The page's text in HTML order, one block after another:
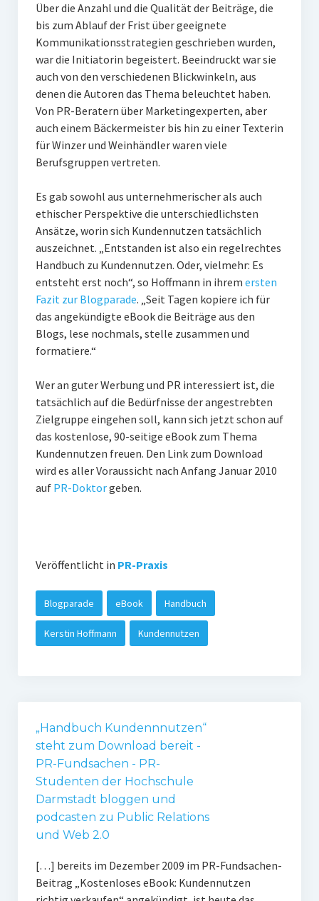
Über die Anzahl und die Qualität der Beiträge, die
bis zum Ablauf der Frist über geeignete
Kommunikationsstrategien geschrieben wurden,
war die Initiatorin begeistert. Beeindruckt war sie
auch von den verschiedenen Blickwinkeln, aus
denen die Autoren das Thema beleuchtet haben.
Von PR-Beratern über Marketingexperten, aber
auch einem Bäckermeister bis hin zu einer Texterin
für Winzer und Weinhändler waren viele
Berufsgruppen vertreten.
Es gab sowohl aus unternehmerischer als auch
ethischer Perspektive die unterschiedlichsten
Ansätze, worin sich Kundennutzen tatsächlich
auszeichnet. „Entstanden ist also ein regelrechtes
Handbuch zu Kundennutzen. Oder, vielmehr: Es
entsteht erst noch“, so Hoffmann in ihrem ersten
Fazit zur Blogparade. „Seit Tagen kopiere ich für
das angekündigte eBook die Beiträge aus den
Blogs, lese nochmals, stelle zusammen und
formatiere.“
Wer an guter Werbung und PR interessiert ist, die
tatsächlich auf die Bedürfnisse der angestrebten
Zielgruppe eingehen soll, kann sich jetzt schon auf
das kostenlose, 90-seitige eBook zum Thema
Kundennutzen freuen. Den Link zum Download
wird es aller Voraussicht nach Anfang Januar 2010
auf PR-Doktorgeben.
Veröffentlicht in PR-Praxis
Blogparade eBook Handbuch
Kerstin Hoffmann Kundennutzen
„Handbuch Kundennnutzen“
steht zum Download bereit -
PR-Fundsachen - PR-
Studenten der Hochschule
Darmstadt bloggen und
podcasten zu Public Relations
und Web 2.0
[…] bereits im Dezember 2009 im PR-Fundsachen-
Beitrag „Kostenloses eBook: Kundennutzen